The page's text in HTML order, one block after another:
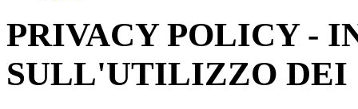
PRIVACY POLICY -
SULL'UTILIZZO DEI